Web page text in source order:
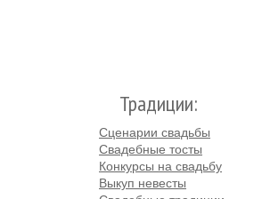
Традиции:
Сценарии свадьбы
Свадебные тосты
Конкурсы на свадьбу
Выкуп невесты